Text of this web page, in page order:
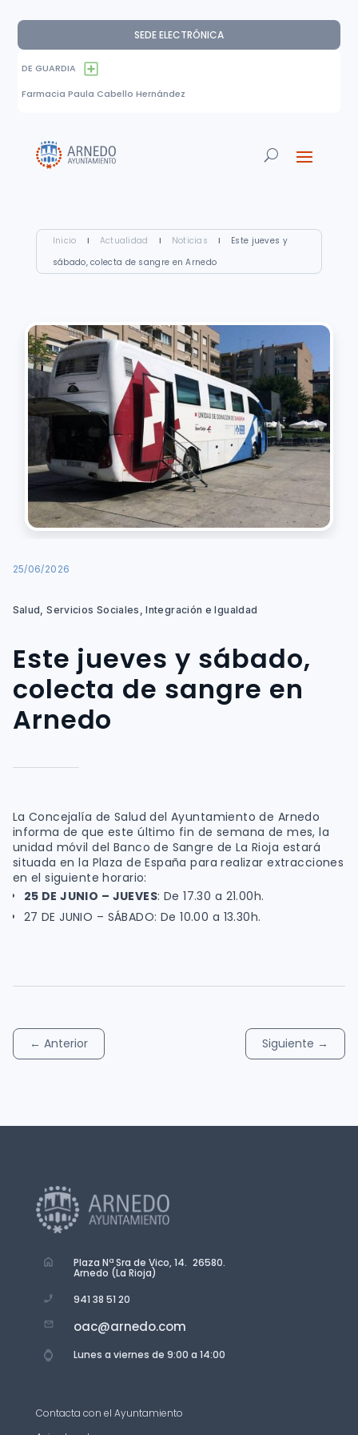
SEDE ELECTRÓNICA
DE GUARDIA
Farmacia Paula Cabello Hernández
Inicio I Actualidad I Noticias I
Este jueves y
sábado, colecta de sangre en Arnedo
25/06/2026
Salud, Servicios Sociales, Integración e Igualdad
Este jueves y sábado,
colecta de sangre en
Arnedo
La Concejalía de Salud del Ayuntamiento de Arnedo
informa de que este último fin de semana de mes, la
unidad móvil del Banco de Sangre de La Rioja estará
situada en la Plaza de España para realizar extracciones
en el siguiente horario:
25 DE JUNIO – JUEVES: De 17.30 a 21.00h.
27 DE JUNIO – SÁBADO: De 10.00 a 13.30h.
← Anterior Siguiente →
Plaza Nª Sra de Vico, 14. 26580.
Arnedo (La Rioja)
941 38 51 20
oac@arnedo.com
Lunes a viernes de 9:00 a 14:00
Contacta con el Ayuntamiento